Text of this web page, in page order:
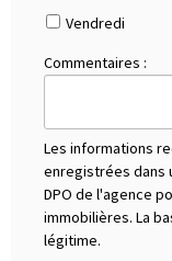
Vendredi
Commentaires :
Les informations
enregistrées dans
DPO de l'agence
immobilières. La
légitime.